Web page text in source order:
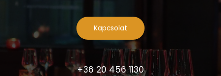
Kapcsolat
+36 20 456 1130